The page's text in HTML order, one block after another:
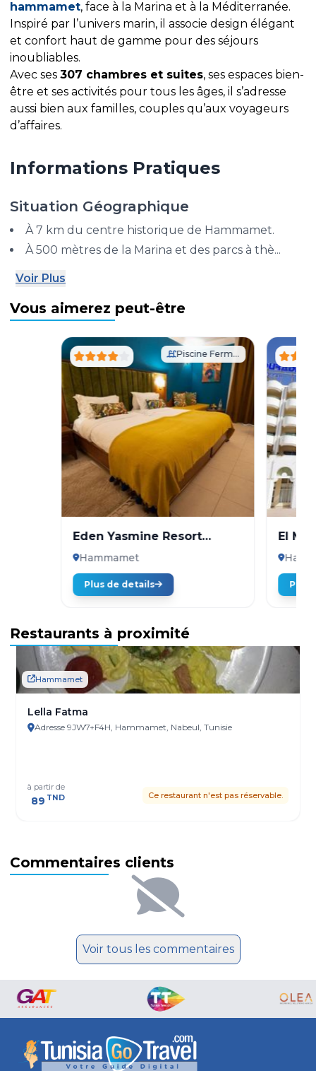
hammamet, face à la Marina et à la Méditerranée.
Inspiré par l’univers marin, il associe design élégant
et confort haut de gamme pour des séjours
inoubliables.
Avec ses 307 chambres et suites, ses espaces bien-
être et ses activités pour tous les âges, il s’adresse
aussi bien aux familles, couples qu’aux voyageurs
d’affaires.
Informations Pratiques
Situation Géographique
À 7 km du centre historique de Hammamet.
À 500 mètres de la Marina et des parcs à thè...
Voir Plus
Vous aimerez peut-être
Piscine Fermée
Eden Yasmine Resort
Meeting & Spa
Hammamet
Plus de details
El
Plus
Restaurants à proximité
Hammamet
Lella Fatma
Adresse 9JW7+F4H, Hammamet, Nabeul, Tunisie
à partir de
89 TND Ce restaurant n'est pas réservable.
Commentaires clients
Voir tous les commentaires